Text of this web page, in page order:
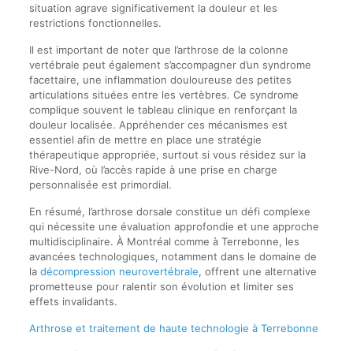
situation agrave significativement la douleur et les
restrictions fonctionnelles.
Il est important de noter que l’arthrose de la colonne
vertébrale peut également s’accompagner d’un syndrome
facettaire, une inflammation douloureuse des petites
articulations situées entre les vertèbres. Ce syndrome
complique souvent le tableau clinique en renforçant la
douleur localisée. Appréhender ces mécanismes est
essentiel afin de mettre en place une stratégie
thérapeutique appropriée, surtout si vous résidez sur la
Rive-Nord, où l’accès rapide à une prise en charge
personnalisée est primordial.
En résumé, l’arthrose dorsale constitue un défi complexe
qui nécessite une évaluation approfondie et une approche
multidisciplinaire. À Montréal comme à Terrebonne, les
avancées technologiques, notamment dans le domaine de
la décompression neurovertébrale, offrent une alternative
prometteuse pour ralentir son évolution et limiter ses
effets invalidants.
Arthrose et traitement de haute technologie à Terrebonne